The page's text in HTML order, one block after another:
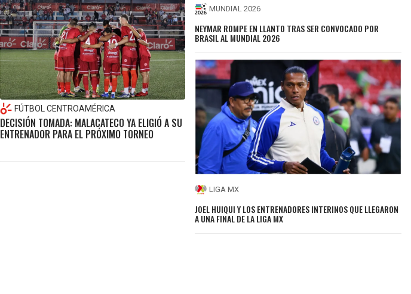
FÚTBOL CENTROAMÉRICA
DECISIÓN TOMADA: MALACATECO YA ELIGIÓ A SU
ENTRENADOR PARA EL PRÓXIMO TORNEO
MUNDIAL 2026
NEYMAR ROMPE EN LLANTO TRAS SER CONVOCADO POR
BRASIL AL MUNDIAL 2026
LIGA MX
JOEL HUIQUI Y LOS ENTRENADORES INTERINOS QUE LLEGARON
A UNA FINAL DE LA LIGA MX